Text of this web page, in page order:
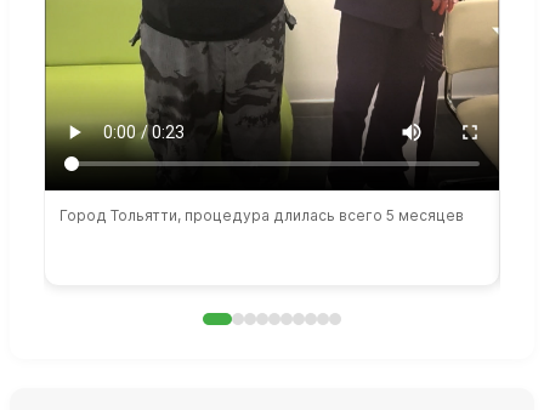
Город Тольятти, процедура длилась всего 5 месяцев